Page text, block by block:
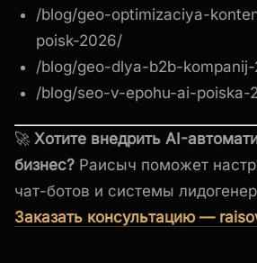
/blog/geo-optimizaciya-
poisk-2026/
/blog/geo-dlya-b2b-
/blog/seo-v-epohu-ai-poiska-
🚀 Хотите внедрить AI-
бизнес? Раисыч поможет
чат-ботов и системы
Заказать консультацию —